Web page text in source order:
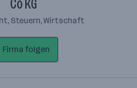
Co KG
Steuern, Wirtschaft
Firma folgen